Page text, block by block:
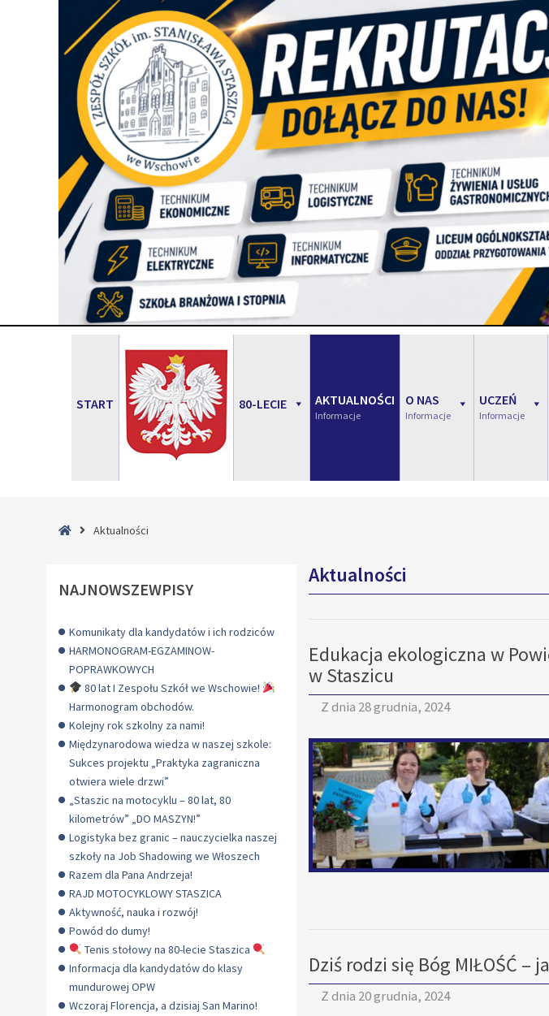
START 80-LECIE AKTUALNOŚCI
Informacje
O NAS
Informacje
UCZEŃ
Informacje
StronaAktualności
Aktualności
Edukacja ekologiczna w
w Staszicu
Z dnia 28 grudnia, 2024
Dziś rodzi się Bóg MIŁOŚĆ –
Z dnia 20 grudnia, 2024
NAJNOWSZEWPISY
Komunikaty dla kandydatów i ich rodziców
HARMONOGRAM-EGZAMINOW-
POPRAWKOWYCH
80 lat I Zespołu Szkół we Wschowie!
Harmonogram obchodów.
Kolejny rok szkolny za nami!
Międzynarodowa wiedza w naszej szkole:
Sukces projektu „Praktyka zagraniczna
otwiera wiele drzwi”
„Staszic na motocyklu – 80 lat, 80
kilometrów” „DO MASZYN!”
Logistyka bez granic – nauczycielka naszej
szkoły na Job Shadowing we Włoszech
Razem dla Pana Andrzeja!
RAJD MOTOCYKLOWY STASZICA
Aktywność, nauka i rozwój!
Powód do dumy!
Tenis stołowy na 80-lecie Staszica
Informacja dla kandydatów do klasy
mundurowej OPW
Wczoraj Florencja, a dzisiaj San Marino!